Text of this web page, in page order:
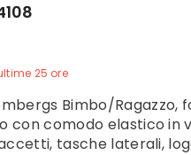
25 ore
Bimbo/Ragazzo,
con comodo elastico in
tasche laterali,